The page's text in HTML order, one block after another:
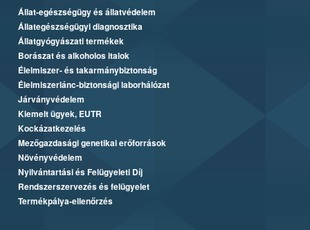
Állat-egészségügy és állatvédelem
Állategészségügyi diagnosztika
Állatgyógyászati termékek
Borászat és alkoholos italok
Élelmiszer- és takarmánybiztonság
Élelmiszerlánc-biztonsági laborhálózat
Járványvédelem
Kiemelt ügyek, EUTR
Kockázatkezelés
Mezőgazdasági genetikai erőforrások
Növényvédelem
Nyilvántartási és Felügyeleti Díj
Rendszerszervezés és felügyelet
Termékpálya-ellenőrzés